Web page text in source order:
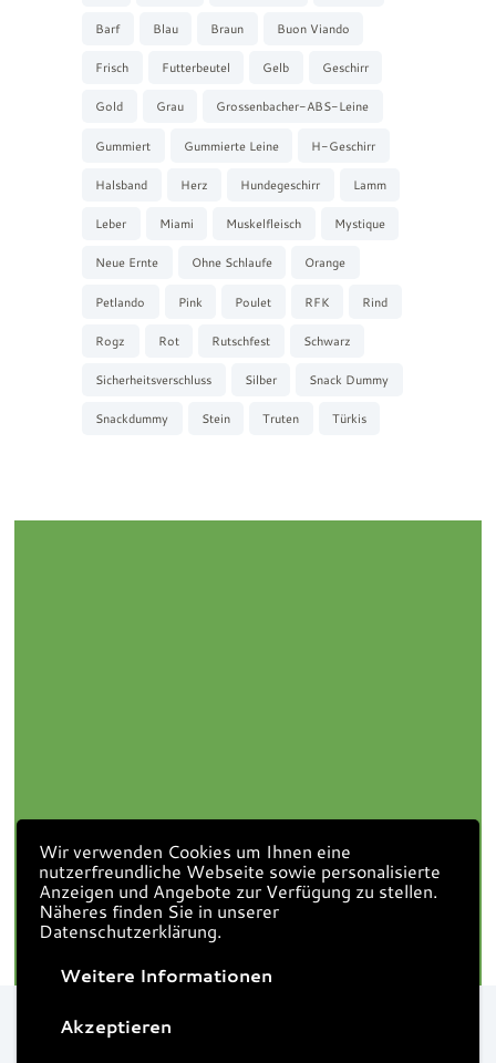
Wir verwenden Cookies um Ihnen eine
nutzerfreundliche Webseite sowie personalisierte
Anzeigen und Angebote zur Verfügung zu stellen.
Näheres finden Sie in unserer
Datenschutzerklärung.
Weitere Informationen
Akzeptieren
Barf Blau Braun Buon Viando
Frisch Futterbeutel Gelb Geschirr
Gold Grau Grossenbacher-ABS-Leine
Gummiert Gummierte Leine H-Geschirr
Halsband Herz Hundegeschirr Lamm
Leber Miami Muskelfleisch Mystique
Neue Ernte Ohne Schlaufe Orange
Petlando Pink Poulet RFK Rind
Rogz Rot Rutschfest Schwarz
Sicherheitsverschluss Silber Snack Dummy
Snackdummy Stein Truten Türkis
© 2022 Mosers Hofladen